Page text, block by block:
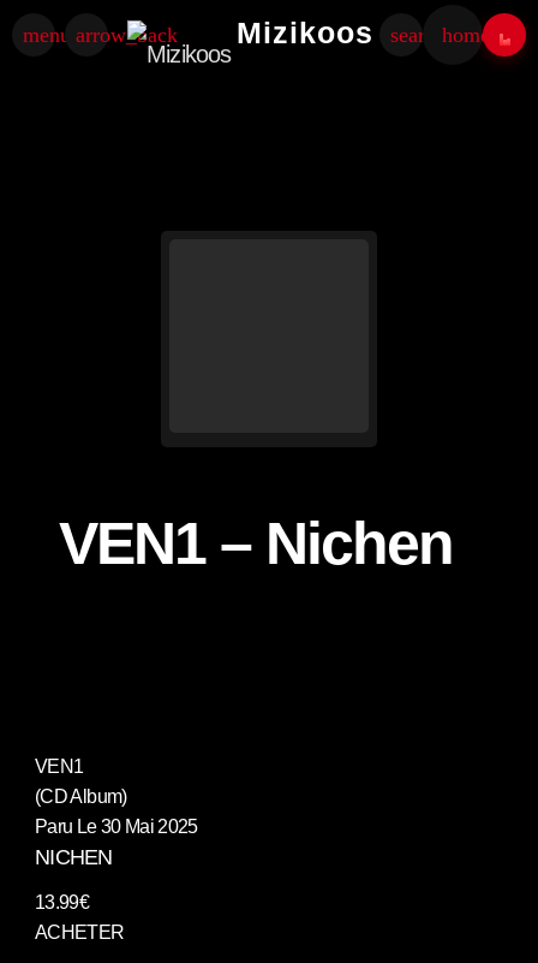
menu arrow_back Mizikoos searchhome
VEN1 – Nichen
VEN1
(CD Album)
Paru Le 30 Mai 2025
NICHEN
13.99€
ACHETER